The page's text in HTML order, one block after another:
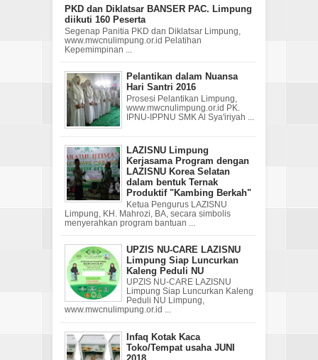
PKD dan Diklatsar BANSER PAC. Limpung
diikuti 160 Peserta
Segenap Panitia PKD dan Diklatsar Limpung,
www.mwcnulimpung.or.id Pelatihan
Kepemimpinan ...
Pelantikan dalam Nuansa
Hari Santri 2016
Prosesi Pelantikan Limpung,
www.mwcnulimpung.or.id PK.
IPNU-IPPNU SMK Al Sya'iriyah ...
LAZISNU Limpung
Kerjasama Program dengan
LAZISNU Korea Selatan
dalam bentuk Ternak
Produktif "Kambing Berkah"
Ketua Pengurus LAZISNU
Limpung, KH. Mahrozi, BA, secara simbolis
menyerahkan program bantuan ...
UPZIS NU-CARE LAZISNU
Limpung Siap Luncurkan
Kaleng Peduli NU
UPZIS NU-CARE LAZISNU
Limpung Siap Luncurkan Kaleng
Peduli NU Limpung,
www.mwcnulimpung.or.id ...
Infaq Kotak Kaca
Toko/Tempat usaha JUNI